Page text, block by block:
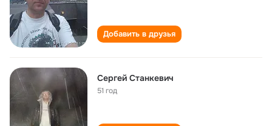
Добавить в друзья
Сергей Станкевич
51 год